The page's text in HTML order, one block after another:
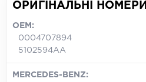
ОРИГІНАЛЬНІ НОМЕРИ
OEM:
0004707894
5102594AA
MERCEDES-BENZ: